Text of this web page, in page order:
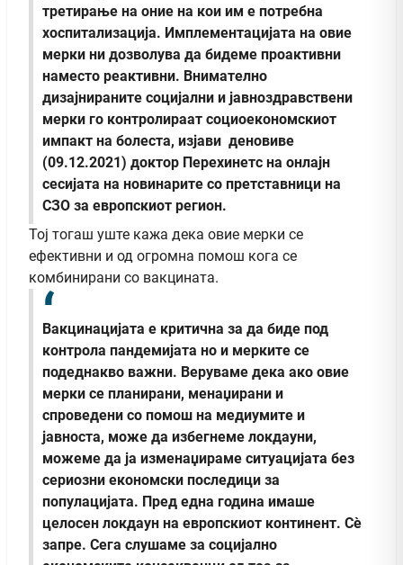
третирање на оние на кои им е потребна
хоспитализација. Имплементацијата на овие
мерки ни дозволува да бидеме проактивни
наместо реактивни. Внимателно
дизајнираните социјални и јавноздравствени
мерки го контролираат социоекономскиот
импакт на болеста, изјави деновиве
(09.12.2021) доктор Перехинетс на онлајн
сесијата на новинарите со претставници на
СЗО за европскиот регион.
Тој тогаш уште кажа дека овие мерки се
ефективни и од огромна помош кога се
комбинирани со вакцината.
Вакцинацијата е критична за да биде под
контрола пандемијата но и мерките се
подеднакво важни. Веруваме дека ако овие
мерки се планирани, менаџирани и
спроведени со помош на медиумите и
јавноста, може да избегнеме локдауни,
можеме да ја изменаџираме ситуацијата без
сериозни економски последици за
популацијата. Пред една година имаше
целосен локдаун на европскиот континент. Сè
запре. Сега слушаме за социјално